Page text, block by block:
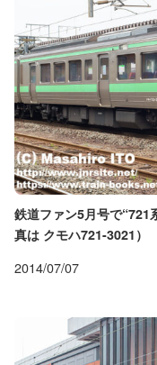
鉄道ファン5月号で“721
真は クモハ721-3021）
2014/07/07